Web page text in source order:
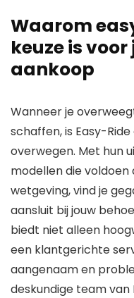
Waarom
keuze is
aankoop
Wanneer je
schaffen, is Easy-
overwegen. Met hun
modellen die voldoen
wetgeving, vind je
aansluit bij jouw
biedt niet alleen
een klantgerichte
aangenaam en
deskundige team